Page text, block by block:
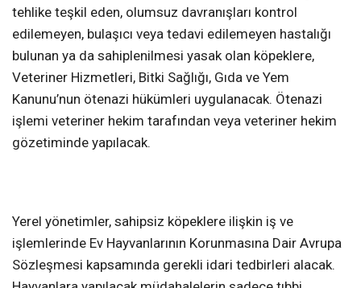
tehlike teşkil eden, olumsuz davranışları kontrol
edilemeyen, bulaşıcı veya tedavi edilemeyen hastalığı
bulunan ya da sahiplenilmesi yasak olan köpeklere,
Veteriner Hizmetleri, Bitki Sağlığı, Gıda ve Yem
Kanunu’nun ötenazi hükümleri uygulanacak. Ötenazi
işlemi veteriner hekim tarafından veya veteriner hekim
gözetiminde yapılacak.
Yerel yönetimler, sahipsiz köpeklere ilişkin iş ve
işlemlerinde Ev Hayvanlarının Korunmasına Dair Avrupa
Sözleşmesi kapsamında gerekli idari tedbirleri alacak.